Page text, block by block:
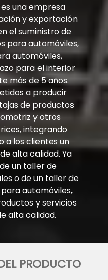
una empresa
y exportación
el suministro de
para automóviles,
automóviles,
para el interior
más de 5 años.
a producir
de productos
y otros
integrando
a los clientes un
alta calidad. Ya
un taller de
o de un taller de
automóviles,
y servicios
alta calidad.
PRODUCTO